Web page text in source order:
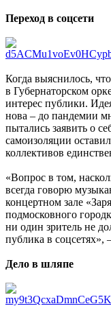
Переход в соцсети
Когда выяснилось,
в Губернаторском
интерес публики.
нова – до пандемии
пытались заявить о
самоизоляции
коллективов
«Вопрос в том,
всегда говорю
концертном зале
подмосковного
ни один зритель не
публика в
Дело в шляпе